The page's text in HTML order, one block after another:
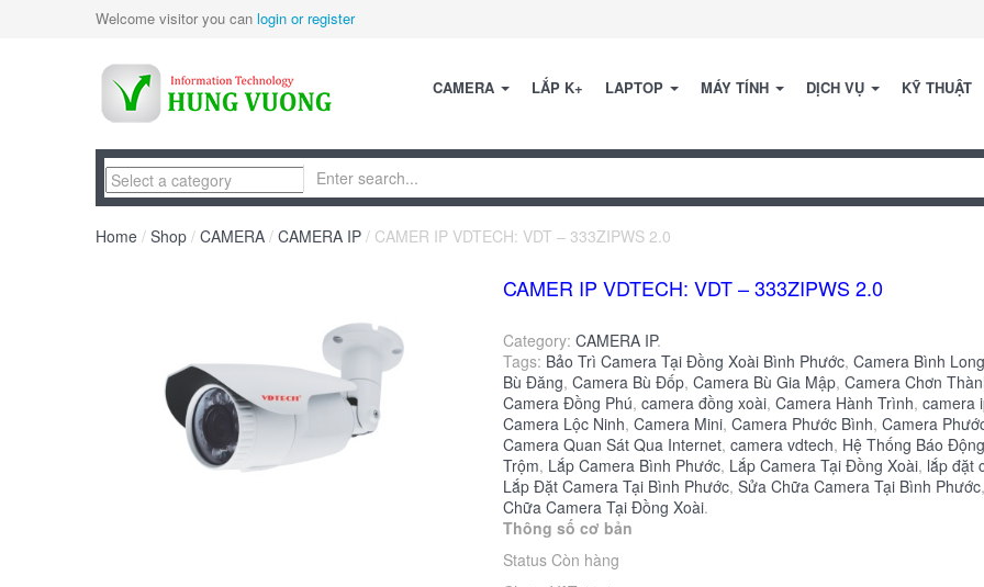
Welcome visitor you can login or register
CAMERA LẮP K+ LAPTOP MÁY TÍNH DỊCH VỤ KỸ THUẬT
Home / Shop / CAMERA / CAMERA IP / CAMER IP VDTECH: VDT – 333ZIPWS 2.0
CAMER IP VDTECH: VDT – 333ZIPWS 2.0
Category:CAMERA IP.
Tags: Bảo Trì Camera Tại Đồng Xoài Bình Phước,Camera Bình Long
Bù Đăng,Camera Bù Đốp,Camera Bù Gia Mập,Camera Chơn
Camera Đồng Phú,camera đồng xoài,Camera Hành Trình,camera
Camera Lộc Ninh,Camera Mini,Camera Phước Bình,Camera
Camera Quan Sát Qua Internet,camera vdtech, Hệ Thống Báo
Trộm, Lắp Camera Bình Phước, Lắp Camera Tại Đồng Xoài, lắp đặt
Lắp Đặt Camera Tại Bình Phước,Sửa Chữa Camera Tại Bình Phước
Chữa Camera Tại Đồng Xoài.
Thông số cơ bản
Status Còn hàng